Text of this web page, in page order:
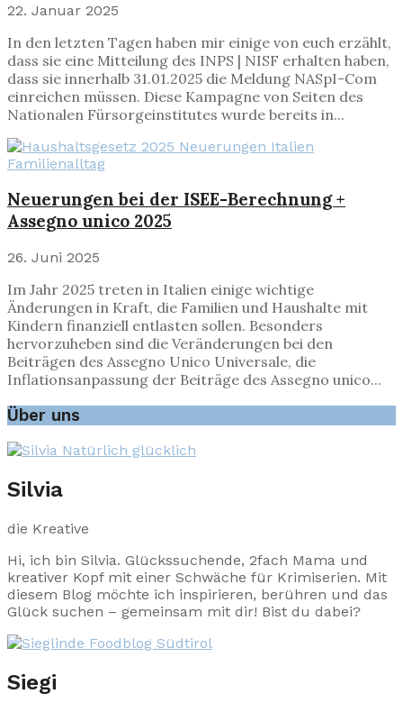
22. Januar 2025
In den letzten Tagen haben mir einige von euch erzählt,
dass sie eine Mitteilung des INPS | NISF erhalten haben,
dass sie innerhalb 31.01.2025 die Meldung NASpI-Com
einreichen müssen. Diese Kampagne von Seiten des
Nationalen Fürsorgeinstitutes wurde bereits in...
Familienalltag
Neuerungen bei der ISEE-Berechnung +
Assegno unico 2025
26. Juni 2025
Im Jahr 2025 treten in Italien einige wichtige
Änderungen in Kraft, die Familien und Haushalte mit
Kindern finanziell entlasten sollen. Besonders
hervorzuheben sind die Veränderungen bei den
Beiträgen des Assegno Unico Universale, die
Inflationsanpassung der Beiträge des Assegno unico...
Über uns
Silvia
die Kreative
Hi, ich bin Silvia. Glückssuchende, 2fach Mama und
kreativer Kopf mit einer Schwäche für Krimiserien. Mit
diesem Blog möchte ich inspirieren, berühren und das
Glück suchen – gemeinsam mit dir! Bist du dabei?
Siegi